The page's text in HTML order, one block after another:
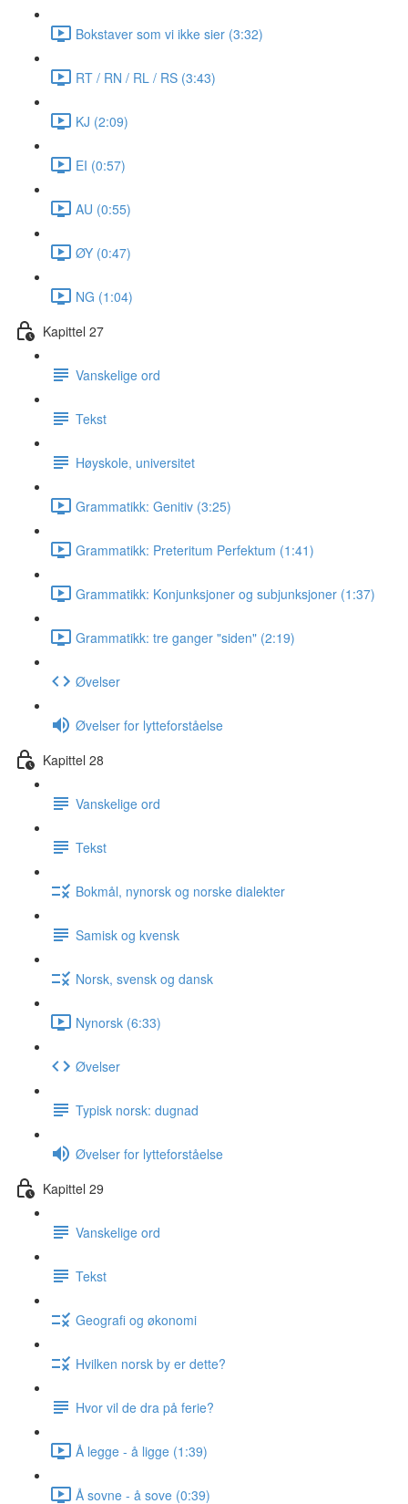
Bokstaver som vi ikke sier (3:32)
RT / RN / RL / RS (3:43)
KJ (2:09)
EI (0:57)
AU (0:55)
ØY (0:47)
NG (1:04)
Kapittel 27
Vanskelige ord
Tekst
Høyskole, universitet
Grammatikk: Genitiv (3:25)
Grammatikk: Preteritum Perfektum (1:41)
Grammatikk: Konjunksjoner og subjunksjoner (1:37)
Grammatikk: tre ganger "siden" (2:19)
Øvelser
Øvelser for lytteforståelse
Kapittel 28
Vanskelige ord
Tekst
Bokmål, nynorsk og norske dialekter
Samisk og kvensk
Norsk, svensk og dansk
Nynorsk (6:33)
Øvelser
Typisk norsk: dugnad
Øvelser for lytteforståelse
Kapittel 29
Vanskelige ord
Tekst
Geografi og økonomi
Hvilken norsk by er dette?
Hvor vil de dra på ferie?
Å legge - å ligge (1:39)
Å sovne - å sove (0:39)